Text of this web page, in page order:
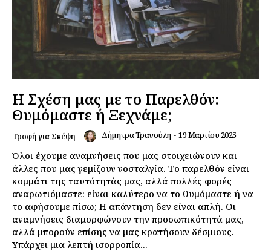
Η Σχέση μας με το Παρελθόν:
Θυμόμαστε ή Ξεχνάμε;
Τροφή για Σκέψη Δήμητρα Τρανούλη - 19 Μαρτίου 2025
Όλοι έχουμε αναμνήσεις που μας στοιχειώνουν και
άλλες που μας γεμίζουν νοσταλγία. Το παρελθόν είναι
κομμάτι της ταυτότητάς μας, αλλά πολλές φορές
αναρωτιόμαστε: είναι καλύτερο να το θυμόμαστε ή να
το αφήσουμε πίσω; Η απάντηση δεν είναι απλή. Οι
αναμνήσεις διαμορφώνουν την προσωπικότητά μας,
αλλά μπορούν επίσης να μας κρατήσουν δέσμιους.
Υπάρχει μια λεπτή ισορροπία...